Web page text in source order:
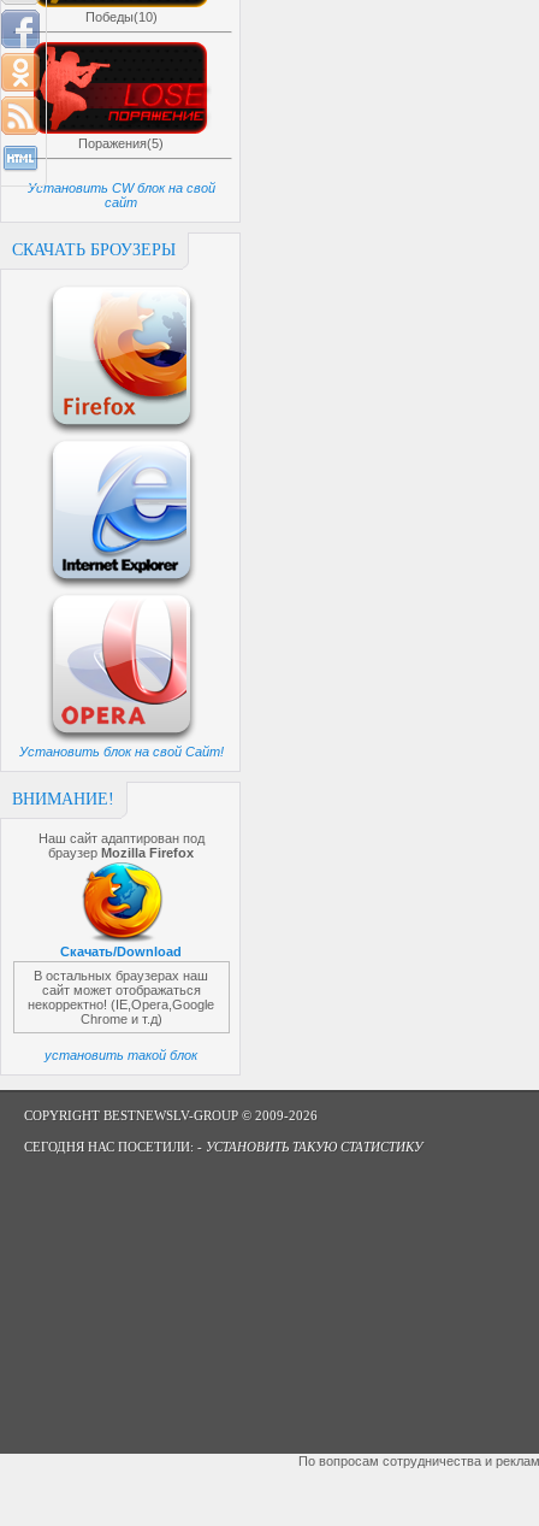
Победы(10)
Поражения(5)
Установить CW блок на свой
сайт
СКАЧАТЬ БРОУЗЕРЫ
Установить блок на свой Сайт!
ВНИМАНИЕ!
Наш сайт адаптирован под
браузерMozilla Firefox
Скачать/Download
В остальных браузерах наш
сайт может отображаться
некорректно! (IE,Opera,Google
Chrome и т.д)
установить такой блок
COPYRIGHT BESTNEWSLV-GROUP © 2009-2026
СЕГОДНЯ НАС ПОСЕТИЛИ: - УСТАНОВИТЬ ТАКУЮ СТАТИСТИКУ
По вопросам сотрудничества и